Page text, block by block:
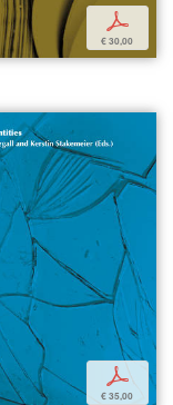
p
€ 30,00
p
€ 35,00